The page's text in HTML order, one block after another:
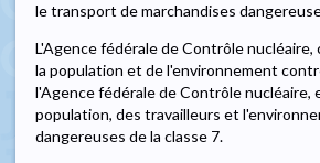
le transport de marchandises
L'Agence fédérale de Contrôle nucléaire,
la population et de l'environnement
l'Agence fédérale de Contrôle
population, des travailleurs et
dangereuses de la classe 7.